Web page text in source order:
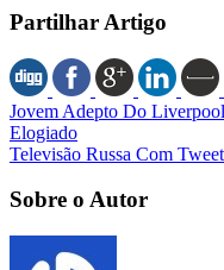
Partilhar Artigo
Jovem Adepto Do
Elogiado
Televisão Russa Com
Sobre o Autor